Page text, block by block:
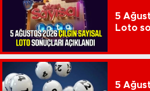
5
Loto
5